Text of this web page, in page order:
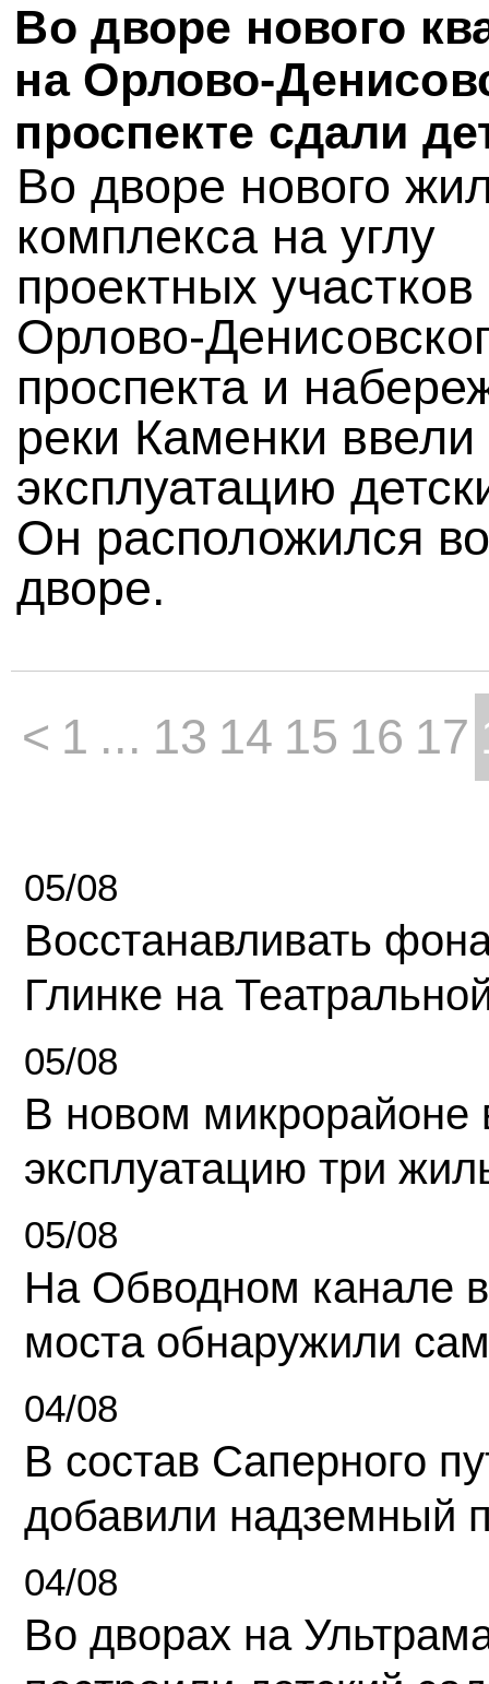
Во дворе нового
на Орлово-
проспекте сдали
Во дворе нового
комплекса на углу
проектных участков
Орлово-
проспекта и
реки Каменки ввели
эксплуатацию
Он расположился во
дворе.
< 1 ... 13 14 15 16 17
05/08
Восстанавливать
Глинке на
05/08
В новом микрорайоне
эксплуатацию три
05/08
На Обводном канале
моста обнаружили
04/08
В состав Саперного
добавили надземный
04/08
Во дворах на